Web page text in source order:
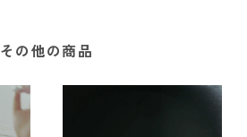
その他の商品